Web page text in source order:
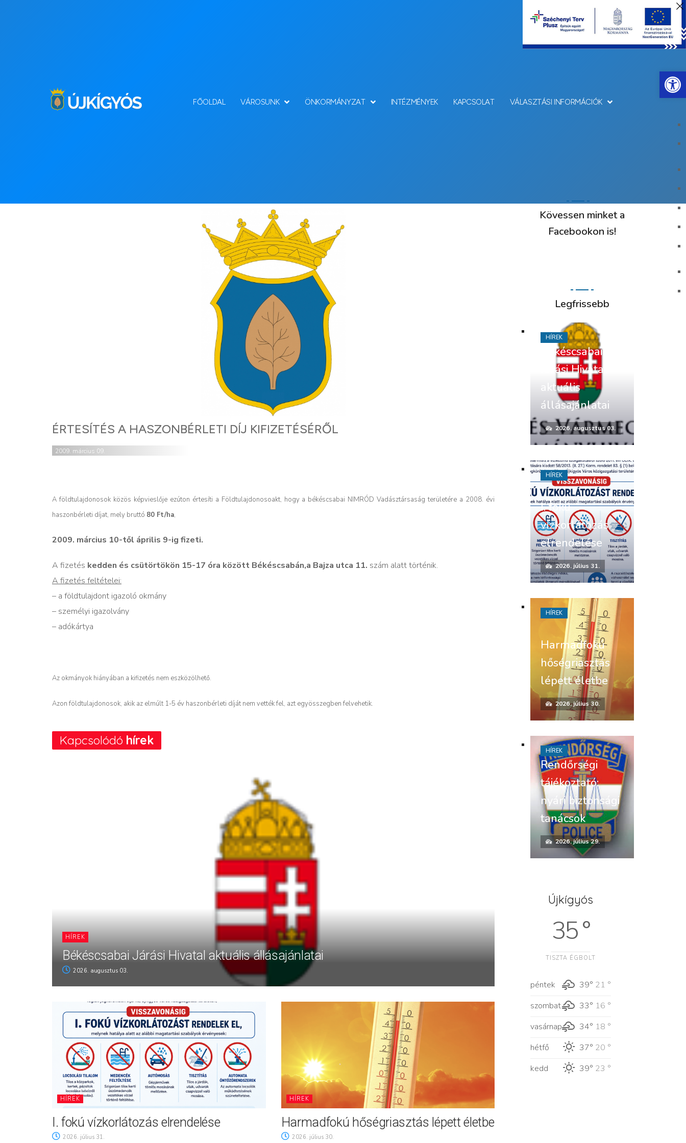
FŐOLDAL VÁROSUNK ÖNKORMÁNYZAT INTÉZMÉNYEK KAPCSOLAT VÁLASZTÁSI INFORMÁCIÓK
ÉRTESÍTÉS A HASZONBÉRLETI DÍJ KIFIZETÉSÉRŐL
2009. március 09.
A földtulajdonosok közös képvieslője ezúton értesíti a Földtulajdonosoakt, hogy a békéscsabai NIMRÓD Vadásztársaság területére a 2008. évi
haszonbérleti díjat, mely bruttó 80 Ft/ha,
2009. március 10-től április 9-ig fizeti.
A fizetés kedden és csütörtökön 15-17 óra között Békéscsabán,a Bajza utca 11. szám alatt történik.
A fizetés feltételei:
– a földtulajdont igazoló okmány
– személyi igazolvány
– adókártya
Az okmányok hiányában a kifizetés nem eszközölhető.
Azon földtulajdonosok, akik az elmúlt 1-5 év haszonbérleti díját nem vették fel, azt egyösszegben felvehetik.
Kapcsolódó hírek
HÍREK
Békéscsabai Járási Hivatal aktuális állásajánlatai
2026. augusztus 03.
HÍREK
I. fokú vízkorlátozás elrendelése
2026. július 31.
HÍREK
Harmadfokú hőségriasztás lépett életbe
2026. július 30.
Kövessen minket a
Facebookon is!
Legfrissebb
Békéscsabai
Járási Hivatal
aktuális
állásajánlatai
2026. augusztus 03.
HÍREK
I. fokú
vízkorlátozás
elrendelése
2026. július 31.
HÍREK
Harmadfokú
hőségriasztás
lépett életbe
2026. július 30.
HÍREK
Rendőrségi
tájékoztató:
nyári biztonsági
tanácsok
2026. július 29.
HÍREK
Újkígyós
35 °
TISZTA ÉGBOLT
péntek 39° 21 °
szombat
33° 16 °
vasárnap
34° 18 °
hétfő
37° 20 °
kedd
39° 23 °